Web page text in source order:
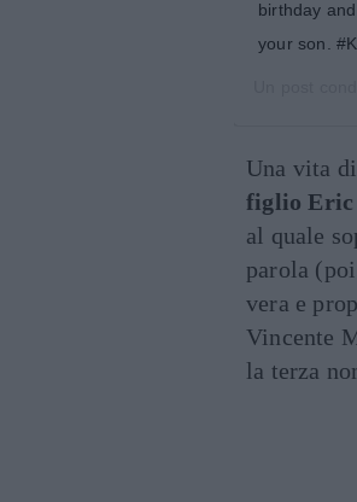
birthday
your son.
Una vita
figlio Eric
al quale
parola
vera e
Vincente
la terza